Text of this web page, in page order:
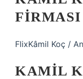
FlixKâmil Koç /
KAMIL